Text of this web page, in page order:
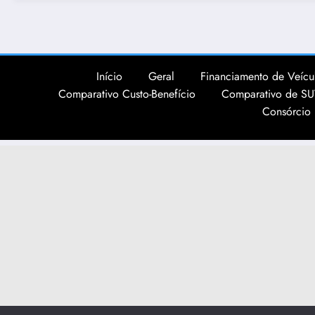
Início Geral Financiamento de
Comparativo Custo-Benefício
Comparativo de
Consórcio